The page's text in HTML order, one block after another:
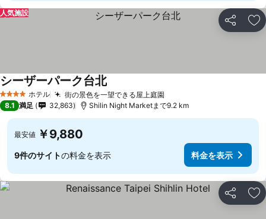
シェア お
人気施設
4 ホテルのランク
ホテル 街の景色を一望できる屋上庭園
シーザーパーク台北料金を表示
8.1 満足 32,863 Shilin Night Marketまで9.2 km
最安値 ￥9,880
9件のサイトの料金を表示 料金を表示
シェア お